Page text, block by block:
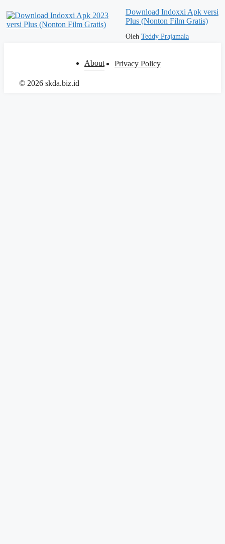
Download Indoxxi Apk versi
Plus (Nonton Film Gratis)
Oleh Teddy Prajamala
About Privacy Policy
© 2026 skda.biz.id